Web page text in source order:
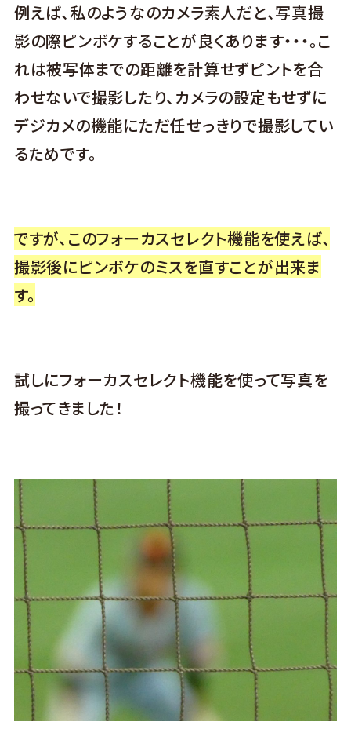
例えば、私のようなのカメラ素人だと、写真撮
影の際ピンボケすることが良くあります・・・。こ
れは被写体までの距離を計算せずピントを合
わせないで撮影したり、カメラの設定もせずに
デジカメの機能にただ任せっきりで撮影してい
るためです。
ですが、このフォーカスセレクト機能を使えば、
撮影後にピンボケのミスを直すことが出来ま
す。
試しにフォーカスセレクト機能を使って写真を
撮ってきました！